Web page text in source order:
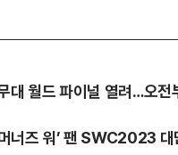
월드 파이널 열려…오전
너즈 워’ 팬 SWC2023 대